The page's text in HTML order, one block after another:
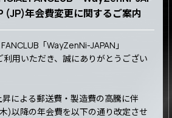
(JP)年会費変更に関するご案内
「WayZenNi-JAPAN」
利用いただき、誠にありがとうござい
による郵送費・製造費の高騰に伴
)以降の年会費を以下の通り改定させ